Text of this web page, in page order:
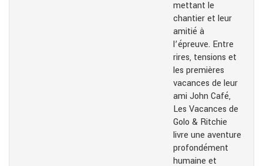
mettant le
chantier et leur
amitié à
l’épreuve. Entre
rires, tensions et
les premières
vacances de leur
ami John Café,
Les Vacances de
Golo & Ritchie
livre une aventure
profondément
humaine et